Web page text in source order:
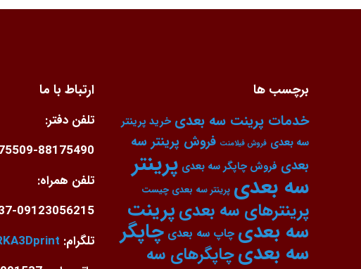
برچسب ها
خدمات پرینت سه بعدی خرید پرینتر
سه بعدی فروش فیلامنت فروش پرینتر سه
بعدی فروش چاپگر سه بعدی پرینتر
سه بعدی پرینتر سه بعدی چیست
پرینترهای سه بعدیپرینت
سه بعدی چاپ سه بعدی چاپگر
سه بعدیچاپگرهای سه
ارتباط با ما
تلفن دفتر:
88175490
تلفن همراه:
09123056215
تلگرام: